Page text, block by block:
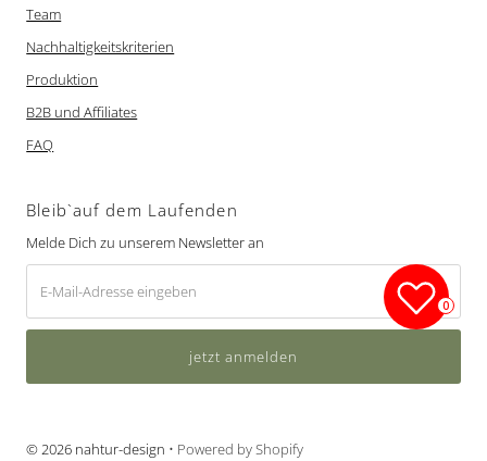
Team
Nachhaltigkeitskriterien
Produktion
B2B und Affiliates
FAQ
Bleib`auf dem Laufenden
Melde Dich zu unserem Newsletter an
Mail-
Adresse
© 2026 nahtur-design • Powered by Shopify
0